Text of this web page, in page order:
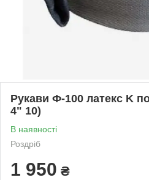
Рукави Ф-100 латекс K
4" 10)
В наявності
Роздріб
1 950 ₴